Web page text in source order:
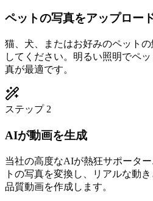
ペットの写真をアップロー
猫、犬、またはお好みのペット
してください。明るい照明でペ
真が最適です。
ステップ 2
AIが動画を生成
当社の高度なAIが熱狂サポータ
トの写真を変換し、リアルな動
品質動画を作成します。